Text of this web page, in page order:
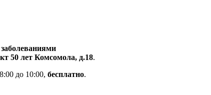
50 лет Комсомола, д.18.
до 10:00, бесплатно.